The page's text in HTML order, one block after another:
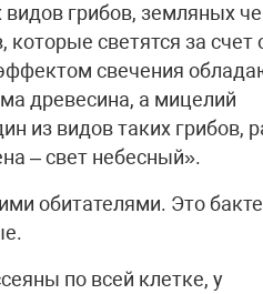
видов грибов, земляных
светятся за счет
свечения
древесина, а мицелий
из видов таких грибов,
– свет небесный».
обитателями. Это
по всей клетке, у